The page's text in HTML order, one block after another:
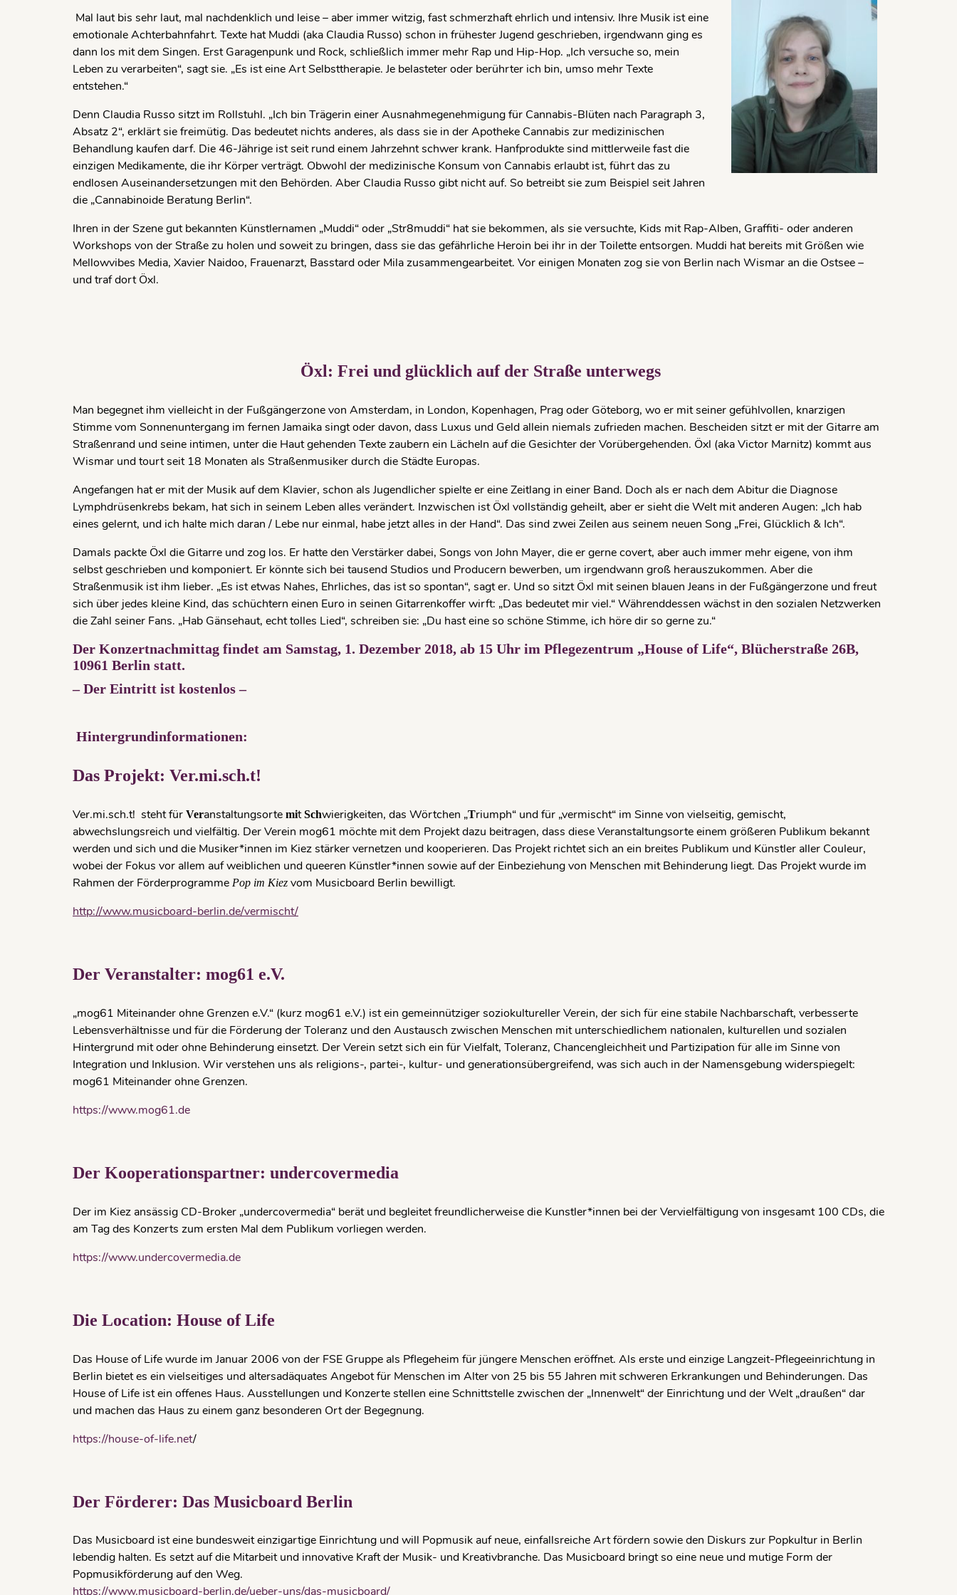
Mal laut bis sehr laut, mal nachdenklich und leise – aber immer witzig, fast schmerzhaft ehrlich und intensiv. Ihre Musik ist eine
emotionale Achterbahnfahrt. Texte hat Muddi (aka Claudia Russo) schon in frühester Jugend geschrieben, irgendwann ging es
dann los mit dem Singen. Erst Garagenpunk und Rock, schließlich immer mehr Rap und Hip-Hop. „Ich versuche so, mein
Leben zu ver­arbeiten“, sagt sie. „Es ist eine Art Selbsttherapie. Je belasteter oder berührter ich bin, umso mehr Texte
entstehen.“
Denn Claudia Russo sitzt im Rollstuhl. „Ich bin Trägerin einer Ausnahmegenehmigung für Cannabis-Blüten nach Paragraph 3,
Absatz 2“, erklärt sie freimütig. Das bedeutet nichts anderes, als dass sie in der Apotheke Cannabis zur medizinischen
Behandlung kaufen darf. Die 46-Jährige ist seit rund einem Jahrzehnt schwer krank. Hanfprodukte sind mittlerweile fast die
einzigen Medikamente, die ihr Körper verträgt. Obwohl der medi­zini­sche Konsum von Cannabis erlaubt ist, führt das zu
endlosen Auseinander­set­zungen mit den Behörden. Aber Claudia Russo gibt nicht auf. So betreibt sie zum Beispiel seit Jahren
die „Can­nabinoide Beratung Berlin“.
Ihren in der Szene gut bekannten Künst­lernamen „Muddi“ oder „Str8muddi“ hat sie be­kommen, als sie versuchte, Kids mit Rap-Alben, Graffiti- oder anderen
Work­shops von der Straße zu holen und soweit zu bringen, dass sie das gefährliche Heroin bei ihr in der Toilette entsorgen. Muddi hat bereits mit Größen wie
Mellowvibes Media, Xavier Naidoo, Frauenarzt, Basstard oder Mila zu­sammengearbeitet. Vor einigen Monaten zog sie von Berlin nach Wismar an die Ostsee –
und traf dort Öxl.
Öxl: Frei und glücklich auf der Straße unterwegs
Man begegnet ihm vielleicht in der Fußgängerzone von Amsterdam, in London, Kopenhagen, Prag oder Göteborg, wo er mit seiner gefühlvollen, knarzigen
Stimme vom Sonnenuntergang im fernen Jamaika singt oder davon, dass Luxus und Geld allein niemals zufrieden machen. Bescheiden sitzt er mit der Gitarre am
Straßenrand und seine intimen, unter die Haut gehenden Texte zaubern ein Lächeln auf die Ge­sichter der Vor­übergehenden. Öxl (aka Victor Marnitz) kommt aus
Wismar und tourt seit 18 Monaten als Straßen­musi­ker durch die Städte Europas.
Angefangen hat er mit der Musik auf dem Klavier, schon als Jugendlicher spielte er eine Zeitlang in einer Band. Doch als er nach dem Abitur die Diagnose
Lymphdrüsen­krebs bekam, hat sich in seinem Leben alles ver­ändert. Inzwi­schen ist Öxl vollständig geheilt, aber er sieht die Welt mit anderen Augen: „Ich hab
eines gelernt, und ich halte mich da­ran / Lebe nur einmal, habe jetzt alles in der Hand“. Das sind zwei Zeilen aus seinem neuen Song „Frei, Glücklich & Ich“.
Damals packte Öxl die Gitarre und zog los. Er hatte den Verstärker dabei, Songs von John Mayer, die er gerne covert, aber auch immer mehr eigene, von ihm
selbst ge­schrieben und komponiert. Er könnte sich bei tausend Studios und Producern bewer­ben, um irgendwann groß herauszukommen. Aber die
Straßenmusik ist ihm lieber. „Es ist etwas Na­hes, Ehrliches, das ist so spontan“, sagt er. Und so sitzt Öxl mit seinen blauen Jeans in der Fuß­gänger­zone und freut
sich über jedes kleine Kind, das schüchtern einen Euro in seinen Gitarrenkoffer wirft: „Das bedeutet mir viel.“ Währenddessen wächst in den sozialen Netzwerken
die Zahl seiner Fans. „Hab Gänsehaut, echt tolles Lied“, schreiben sie: „Du hast eine so schöne Stimme, ich höre dir so gerne zu.“
Der Konzertnachmittag findet am Samstag, 1. Dezember 2018, ab 15 Uhr im Pflegezen­trum „House of Life“, Blücherstraße 26B,
10961 Berlin statt.
– Der Eintritt ist kostenlos –
Hintergrundinformationen:
Das Projekt: Ver.mi.sch.t!
Ver.mi.sch.t! steht für Veranstaltungsorte mitSchwierigkeiten, das Wörtchen „Triumph“ und für „vermischt“ im Sinne von vielseitig, gemischt,
abwechslungsreich und vielfältig. Der Verein mog61 möchte mit dem Projekt dazu beitragen, dass diese Veranstaltungsorte einem größeren Publikum bekannt
werden und sich und die Musiker*innen im Kiez stärker vernetzen und kooperieren. Das Projekt richtet sich an ein breites Publikum und Künstler aller Couleur,
wobei der Fokus vor allem auf weiblichen und queeren Künst­ler*innen sowie auf der Einbeziehung von Menschen mit Behinderung liegt. Das Projekt wurde im
Rahmen der Förderprogramme Pop im Kiez vom Musicboard Berlin bewilligt.
http://www.musicboard-berlin.de/vermischt/
Der Veranstalter: mog61 e.V.
„mog61 Miteinander ohne Grenzen e.V.“ (kurz mog61 e.V.) ist ein gemeinnütziger soziokultureller Verein, der sich für eine stabile Nachbarschaft, verbesserte
Lebensverhältnisse und für die Förderung der Toleranz und den Austausch zwischen Menschen mit unterschiedlichem nationalen, kulturellen und sozialen
Hintergrund mit oder ohne Behinderung einsetzt. Der Verein setzt sich ein für Vielfalt, Toleranz, Chancengleichheit und Partizipation für alle im Sinne von
Integration und Inklusion. Wir verstehen uns als religions-, partei-, kultur- und generationsübergreifend, was sich auch in der Namensgebung widerspiegelt:
mog61 Miteinander ohne Grenzen.
https://www.mog61.de
Der Kooperationspartner: undercovermedia
Der im Kiez ansässig CD-Broker „undercovermedia“ berät und begleitet freundlicherweise die Kunstler*innen bei der Vervielfältigung von insgesamt 100 CDs, die
am Tag des Konzerts zum ersten Mal dem Publikum vorliegen werden.
https://www.undercovermedia.de
Die Location: House of Life
Das House of Life wurde im Januar 2006 von der FSE Gruppe als Pflegeheim für jün­gere Menschen er­öff­net. Als erste und einzige Langzeit-Pflegeeinrichtung in
Berlin bietet es ein viel­seitiges und altersadäquates Angebot für Menschen im Alter von 25 bis 55 Jahren mit schweren Erkrankungen und Behinderungen. Das
House of Life ist ein offe­nes Haus. Ausstellungen und Konzerte stellen eine Schnittstelle zwischen der „Innen­welt“ der Einrichtung und der Welt „draußen“ dar
und machen das Haus zu einem ganz besonderen Ort der Begegnung.
https://house-of-life.net/
Der Förderer: Das Musicboard Berlin
Das Musicboard ist eine bundesweit einzigartige Einrichtung und will Popmusik auf neue, einfallsreiche Art fördern sowie den Diskurs zur Popkultur in Berlin
lebendig halten. Es setzt auf die Mitarbeit und innovative Kraft der Musik- und Kreativbranche. Das Musicboard bringt so eine neue und mutige Form der
Popmusikförderung auf den Weg.
https://www.musicboard-berlin.de/ueber-uns/das-musicboard/